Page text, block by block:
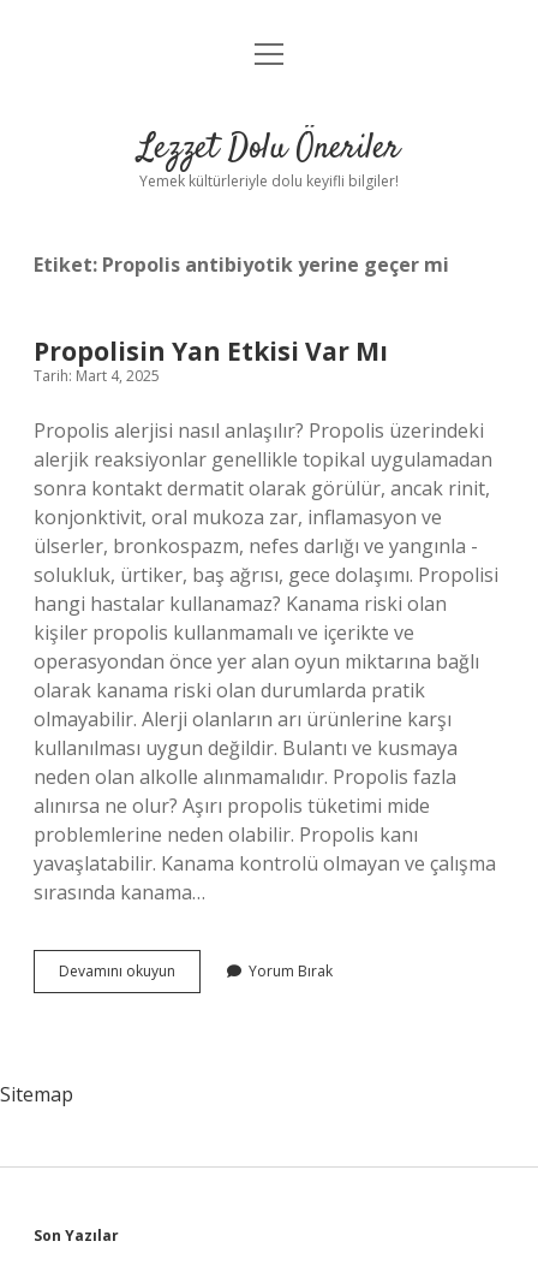
Anasayfa
Yasal Uyarı
menüyü
Lezzet Dolu Öneriler
Yemek kültürleriyle dolu keyifli bilgiler!
Etiket: Propolis antibiyotik yerine geçer mi
Propolisin Yan Etkisi Var Mı
Tarih: Mart 4, 2025
Propolis alerjisi nasıl anlaşılır? Propolis üzerindeki
alerjik reaksiyonlar genellikle topikal uygulamadan
sonra kontakt dermatit olarak görülür, ancak rinit,
konjonktivit, oral mukoza zar, inflamasyon ve
ülserler, bronkospazm, nefes darlığı ve yangınla -
solukluk, ürtiker, baş ağrısı, gece dolaşımı. Propolisi
hangi hastalar kullanamaz? Kanama riski olan
kişiler propolis kullanmamalı ve içerikte ve
operasyondan önce yer alan oyun miktarına bağlı
olarak kanama riski olan durumlarda pratik
olmayabilir. Alerji olanların arı ürünlerine karşı
kullanılması uygun değildir. Bulantı ve kusmaya
neden olan alkolle alınmamalıdır. Propolis fazla
alınırsa ne olur? Aşırı propolis tüketimi mide
problemlerine neden olabilir. Propolis kanı
yavaşlatabilir. Kanama kontrolü olmayan ve çalışma
sırasında kanama…
Devamını okuyun Propolisin
Yan
Yorum Bırak
Sitemap
Sidebar
Son Yazılar